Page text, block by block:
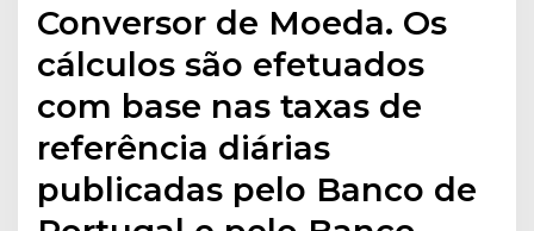
Conversor de Moeda. Os
cálculos são efetuados
com base nas taxas de
referência diárias
publicadas pelo Banco de